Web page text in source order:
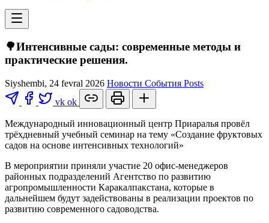
🌳Интенсивные сады: современные методы и
практические решения.
Siyshembi, 24 fevral 2026 Новости События Posts
vk ok
Международный инновационный центр Приаралья провёл
трёхдневный учебный семинар на тему «Создание фруктовых
садов на основе интенсивных технологий»
В мероприятии приняли участие 20 офис-менеджеров
районных подразделений Агентство по развитию
агропромышленности Каракалпакстана, которые в
дальнейшем будут задействованы в реализации проектов по
развитию современного садоводства.